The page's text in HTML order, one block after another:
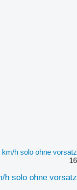
km/h solo ohne vorsatz
16
h solo ohne vorsatz